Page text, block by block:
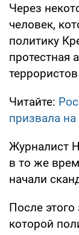
Через
человек,
политику
протестная
Читайте:
призвала
Журналист
в то же
начали
После
которой